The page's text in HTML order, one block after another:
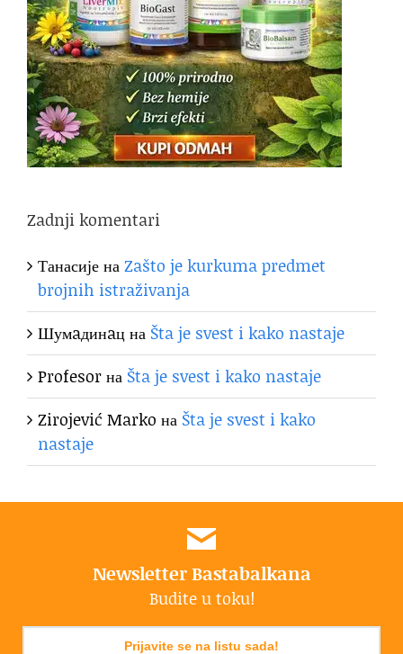
Zadnji komentari
ТанасијенаZašto je kurkuma predmet
brojnih istraživanja
Шумaдинaцна Šta je svest i kako nastaje
Profesorна Šta je svest i kako nastaje
Zirojević Marko на Šta je svest i kako
nastaje
Newsletter Bastabalkana
Budite u toku!
Prijavite se na listu sada!